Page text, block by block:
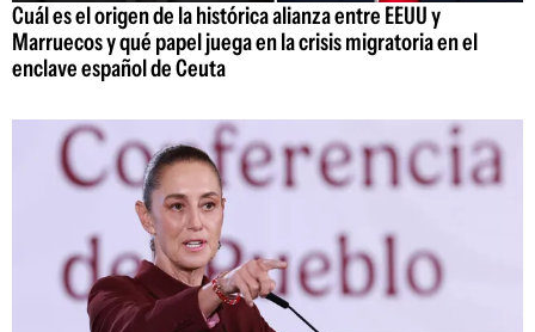
Cuál es el origen de la histórica alianza entre EEUU y
Marruecos y qué papel juega en la crisis migratoria en el
enclave español de Ceuta